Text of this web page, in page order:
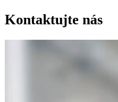
Kontaktujte nás